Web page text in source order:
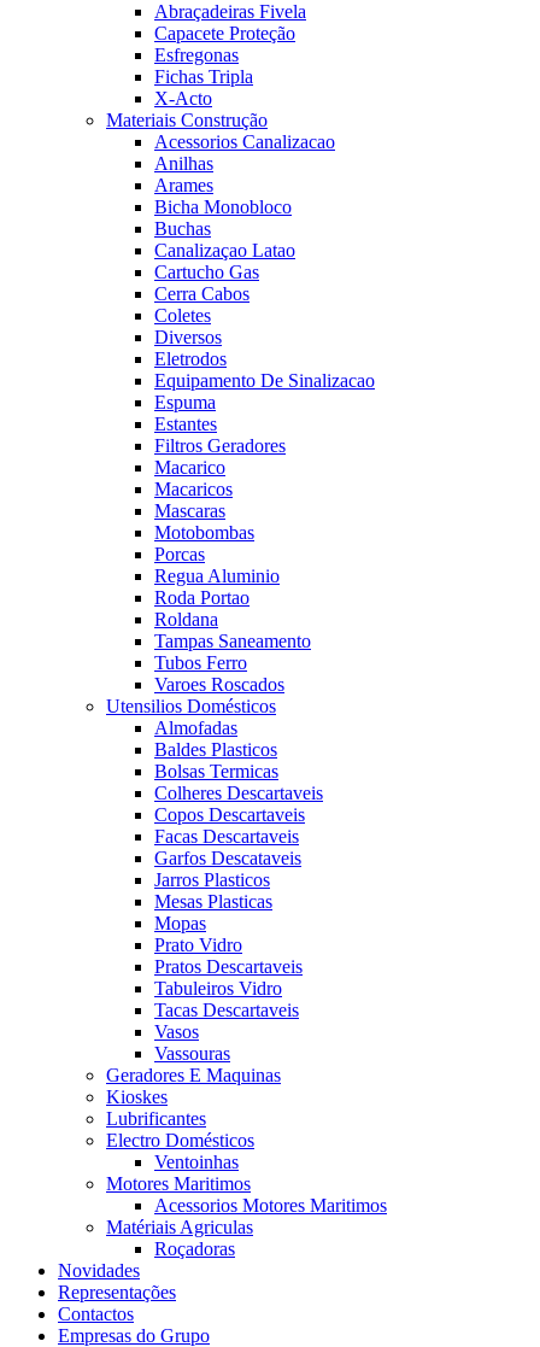
Abraçadeiras Fivela
Capacete Proteção
Esfregonas
Fichas Tripla
X-Acto
Materiais Construção
Acessorios Canalizacao
Anilhas
Arames
Bicha Monobloco
Buchas
Canalizaçao Latao
Cartucho Gas
Cerra Cabos
Coletes
Diversos
Eletrodos
Equipamento De Sinalizacao
Espuma
Estantes
Filtros Geradores
Macarico
Macaricos
Mascaras
Motobombas
Porcas
Regua Aluminio
Roda Portao
Roldana
Tampas Saneamento
Tubos Ferro
Varoes Roscados
Utensilios Domésticos
Almofadas
Baldes Plasticos
Bolsas Termicas
Colheres Descartaveis
Copos Descartaveis
Facas Descartaveis
Garfos Descataveis
Jarros Plasticos
Mesas Plasticas
Mopas
Prato Vidro
Pratos Descartaveis
Tabuleiros Vidro
Tacas Descartaveis
Vasos
Vassouras
Geradores E Maquinas
Kioskes
Lubrificantes
Electro Domésticos
Ventoinhas
Motores Maritimos
Acessorios Motores Maritimos
Matériais Agriculas
Roçadoras
Novidades
Representações
Contactos
Empresas do Grupo